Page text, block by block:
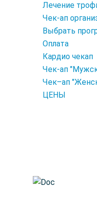
Лечение
Чек-ап
Выбрать
Оплата
Кардио чекап
Чек-ап
Чек–ап
ЦЕНЫ